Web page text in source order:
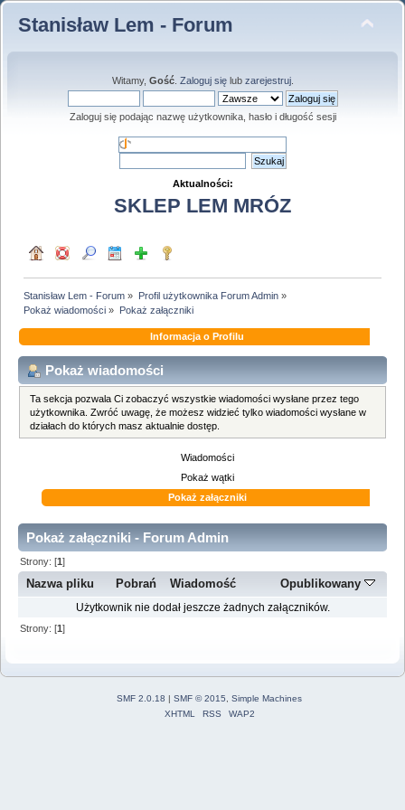
Stanisław Lem - Forum
Witamy, Gość. Zaloguj sięlub zarejestruj.
Zaloguj się podając nazwę użytkownika, hasło i długość sesji
Aktualności:
SKLEP LEM MRÓZ
Stanisław Lem - Forum » Profil użytkownika Forum Admin»
Pokaż wiadomości » Pokaż załączniki
Informacja o Profilu
Pokaż wiadomości
Ta sekcja pozwala Ci zobaczyć wszystkie wiadomości wysłane przez tego
użytkownika. Zwróć uwagę, że możesz widzieć tylko wiadomości wysłane w
działach do których masz aktualnie dostęp.
Wiadomości
Pokaż wątki
Pokaż załączniki
Pokaż załączniki - Forum Admin
Strony: [1]
Nazwa pliku Pobrań Wiadomość Opublikowany
Użytkownik nie dodał jeszcze żadnych załączników.
Strony: [1]
SMF 2.0.18 | SMF © 2015
Simple Machines
XHTML
RSS WAP2